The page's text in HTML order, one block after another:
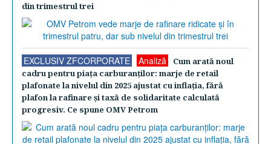
din trimestrul trei
EXCLUSIV ZFCORPORATE Analiză
Cum arată noul
cadru pentru piaţa carburanţilor: marje de retail
plafonate la nivelul din 2025 ajustat cu inflaţia, fără
plafon la rafinare şi taxă de solidaritate calculată
progresiv. Ce spune OMV Petrom